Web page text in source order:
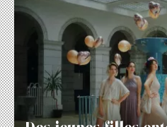
Des jeunes filles